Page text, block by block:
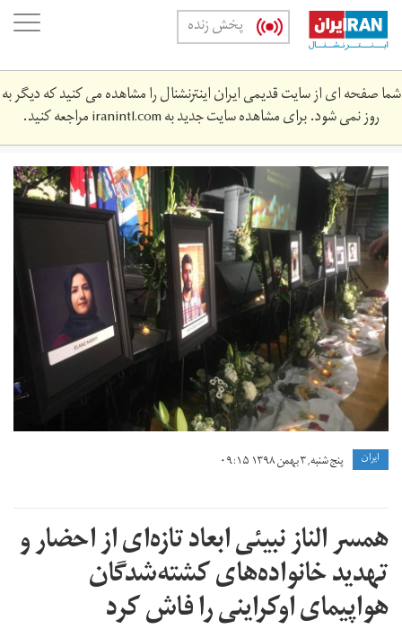
Skip
main
content
پخش زنده
شما صفحه ای از سایت قدیمی ایران اینترنشنال را مشاهده می کنید که دیگر به
روز نمی شود. برای مشاهده سایت جدید بهiranintl.comمراجعه کنید.
elnaz-
nabiyi-
1-
18.jpg
ايران پنج شنبه, ۳ بهمن ۱۳۹۸ ۰۹:۱۵
همسر الناز نبیئی ابعاد تازه‌ای از احضار و
تهدید خانواده‌های کشته‌شدگان
هواپیمای اوکراینی را فاش کرد